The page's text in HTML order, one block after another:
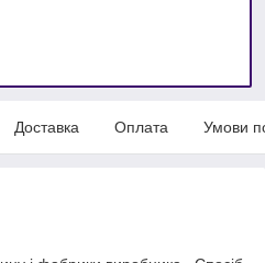
Доставка Оплата Умови